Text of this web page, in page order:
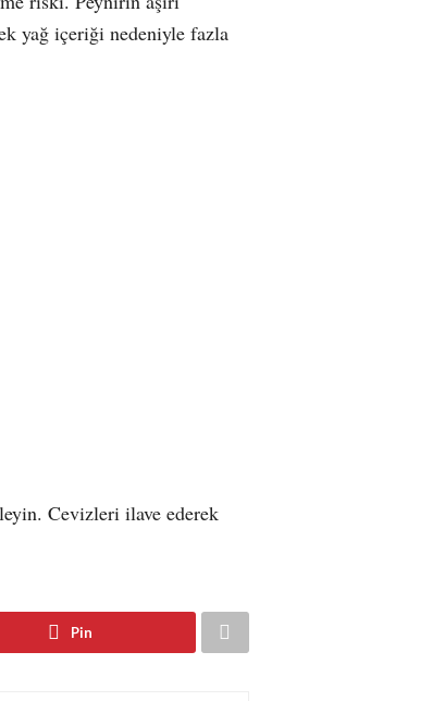
yağ içeriği nedeniyle fazla
Cevizleri ilave ederek
Pin